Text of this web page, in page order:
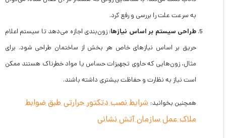
به سرعت علت را بررسی و رفع کرد.
طراحی سیستم بر اساس نیازها: زون‌بندی اجازه می‌دهد تا سیستم اعلام
حریق بر اساس نیازهای خاص هر بخش از ساختمان طراحی شود. برای
مثال، زون‌هایی که حاوی تجهیزات حساس یا مواد خطرناک هستند ممکن
است نیاز به نظارت و حفاظت بیشتری داشته باشند.
همچنین بخوانید: شرایط نصب دتکتور حرارتی طبق ضوابط
ملاک عمل سازمان آتش نشانی